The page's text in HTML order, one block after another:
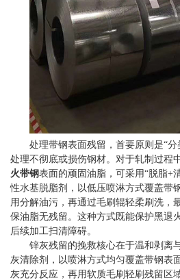
处理带钢表面残留，首要原则是“
处理不彻底或损伤钢材。对于轧制过程
火带钢表面的顽固油脂，可采用“脱脂+
性水基脱脂剂，以低压喷淋方式覆盖带
用分解油污，再通过毛刷辊轻柔刷洗，
保油脂无残留。这种方式既能保护黑退
后续加工扫清障碍。
锌灰残留的挽救核心在于温和剥离
灰清除剂，以喷淋方式均匀覆盖带钢表
灰充分反应，再用软质毛刷轻刷残留区